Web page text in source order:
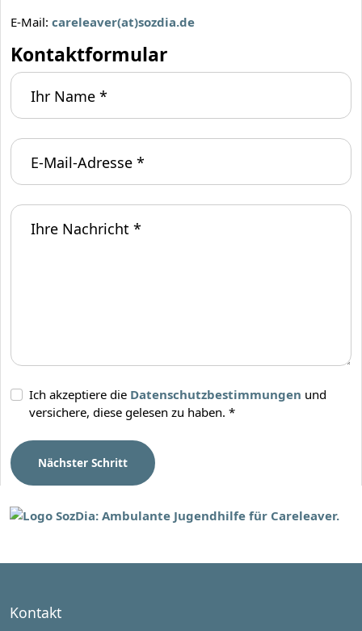
E-Mail: careleaver(at)sozdia.de
Kontaktformular
Ihr Name *
Dieses Feld bitte nicht ausfüllen.
E-Mail-Adresse *
Ihre Nachricht *
Ich akzeptiere die Datenschutzbestimmungen und
versichere, diese gelesen zu haben. *
Nächster Schritt
Kontakt